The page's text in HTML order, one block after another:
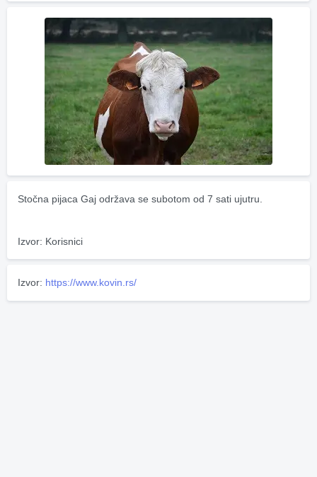
Stočna pijaca Gaj održava se subotom od 7 sati ujutru.
Izvor: Korisnici
Izvor: https://www.kovin.rs/